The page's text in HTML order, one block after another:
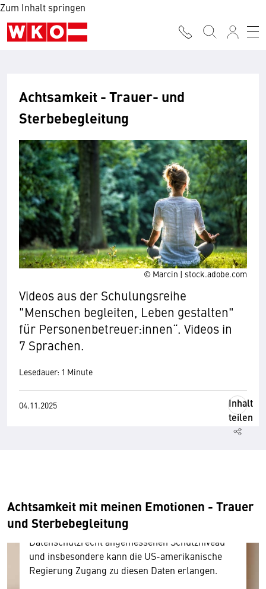
Zum Inhalt springen
© Marcin | stock.adobe.com
Achtsamkeit - Trauer- und
Sterbebegleitung
Videos aus der Schulungsreihe
"Menschen begleiten, Leben gestalten"
für Personenbetreuer:innen“. Videos in
7 Sprachen.
Lesedauer: 1 Minute
04.11.2025
Inhalt
teilen
Achtsamkeit mit meinen Emotionen - Trauer
und Sterbebegleitung
amerikanischen Anbietern austauscht.
Diese Daten unterliegen keinem dem EU-
Datenschutzrecht angemessenen Schutzniveau
und insbesondere kann die US-amerikanische
Regierung Zugang zu diesen Daten erlangen.